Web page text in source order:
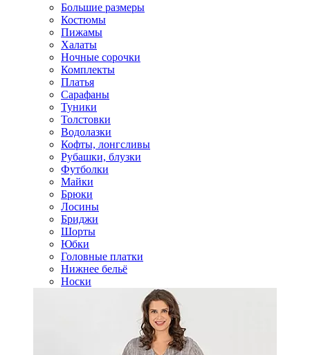
Большие размеры
Костюмы
Пижамы
Халаты
Ночные сорочки
Комплекты
Платья
Сарафаны
Туники
Толстовки
Водолазки
Кофты, лонгсливы
Рубашки, блузки
Футболки
Майки
Брюки
Лосины
Бриджи
Шорты
Юбки
Головные платки
Нижнее бельё
Носки